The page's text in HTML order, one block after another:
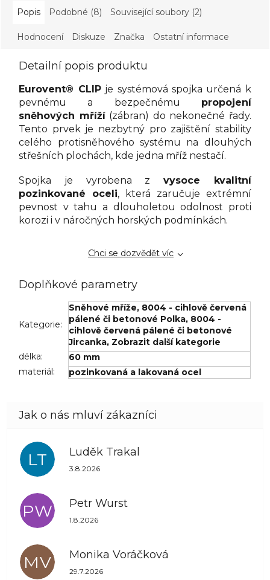
Popis Podobné (8) Související soubory (2)
Hodnocení Diskuze Značka Ostatní informace
Detailní popis produktu
Eurovent® CLIP je systémová spojka určená k
pevnému a bezpečnému
propojení
sněhových mříží (zábran) do nekonečné řady.
Tento prvek je nezbytný pro zajištění stability
celého protisněhového systému na dlouhých
střešních plochách, kde jedna mříž nestačí.
Spojka je vyrobena z
vysoce kvalitní
pozinkované oceli, která zaručuje extrémní
pevnost v tahu a dlouholetou odolnost proti
korozi i v náročných horských podmínkách.
Chci se dozvědět víc
Doplňkové parametry
Kategorie:
Sněhové mříže, 8004 - cihlově červená
pálené či betonové Polka, 8004 -
cihlově červená pálené či betonové
Jircanka, Zobrazit další kategorie
délka:
60 mm
materiál: pozinkovaná a lakovaná ocel
LT Luděk Trakal
Hodnocení obchodu je 5 z 5 hvězdiček.
3.8.2026
PW Petr Wurst
Hodnocení obchodu je 5 z 5 hvězdiček.
1.8.2026
MV Monika Voráčková
Hodnocení obchodu je 5 z 5 hvězdiček.
29.7.2026